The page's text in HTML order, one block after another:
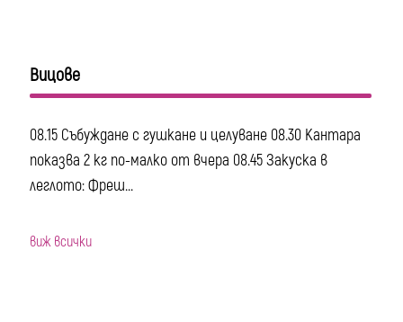
Вицове
08.15 Събуждане с гушкане и целуване 08.30 Кантара
показва 2 кг по-малко от вчера 08.45 Закуска в
леглото: Фреш...
виж всички